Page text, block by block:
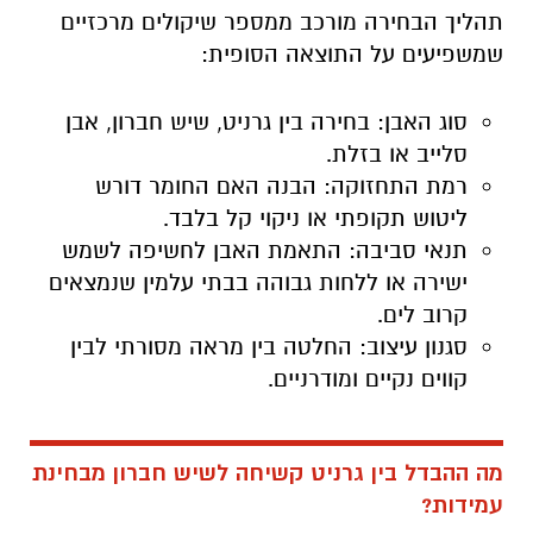
תהליך הבחירה מורכב ממספר שיקולים מרכזיים
שמשפיעים על התוצאה הסופית:
סוג האבן: בחירה בין גרניט, שיש חברון, אבן
סלייב או בזלת.
רמת התחזוקה: הבנה האם החומר דורש
ליטוש תקופתי או ניקוי קל בלבד.
תנאי סביבה: התאמת האבן לחשיפה לשמש
ישירה או ללחות גבוהה בבתי עלמין שנמצאים
קרוב לים.
סגנון עיצוב: החלטה בין מראה מסורתי לבין
קווים נקיים ומודרניים.
מה ההבדל בין גרניט קשיחה לשיש חברון מבחינת
עמידות?